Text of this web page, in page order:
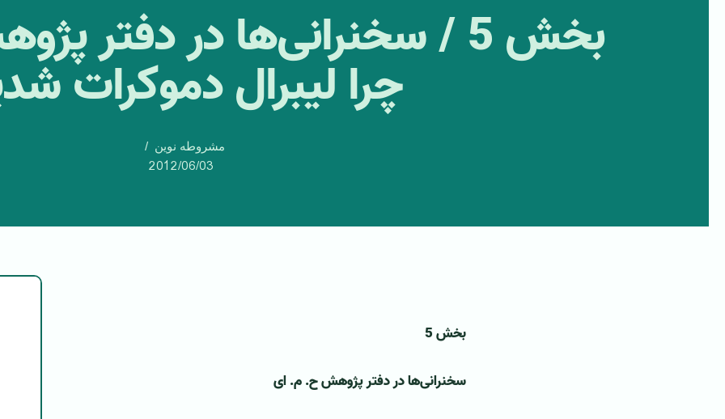
بخش 5 / سخنرانی‌ها در
چرا لیبرال دموکرات
مشروطه نوین
2012/06/03
بخش 5
سخنرانی‌ها در دفتر پژوهش ح. م. ای